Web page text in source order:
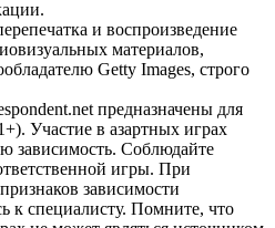
и воспроизведение
материалов,
Getty Images, строго
предназначены для
Участие в азартных играх
зависимость. Соблюдайте
игры. При
зависимости
к специалисту. Помните, что